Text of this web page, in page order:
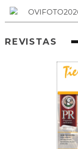
REVISTAS